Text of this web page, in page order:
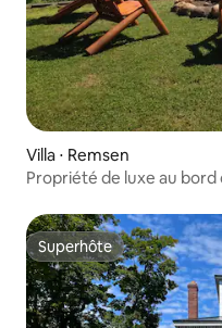
Villa ⋅ Remsen
Propriété de luxe au bord
Superhôte
Superhôte